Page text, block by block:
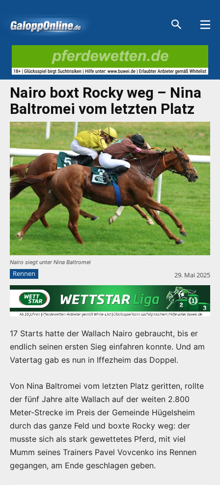
Nairo boxt Rocky weg – Nina
Baltromei vom letzten Platz
Nairo siegt unter Nina Baltromei
Rennen 29. Mai 2025
17 Starts hatte der Wallach Nairo gebraucht, bis er
endlich seinen ersten Sieg einfahren konnte. Und am
Vatertag gab es nun in Iffezheim das Doppel.
Von Nina Baltromei vom letzten Platz geritten, rollte
der fünf Jahre alte Wallach auf der weiten 2.800
Meter-Strecke im Preis der Gemeinde Hügelsheim
durch das ganze Feld und boxte Rocky weg: der
musste sich als stark gewettetes Pferd, mit viel
Mumm seines Trainers Pavel Vovcenko ins Rennen
gegangen, am Ende geschlagen geben.